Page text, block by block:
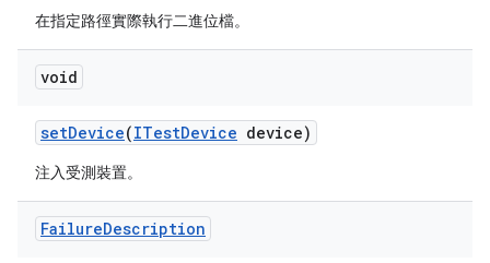
在指定路徑實際執行二進位檔。
void
setDevice(ITestDevice device)
注入受測裝置。
FailureDescription